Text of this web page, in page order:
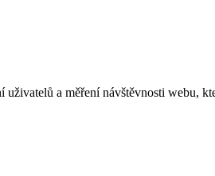
a měření návštěvnosti webu,